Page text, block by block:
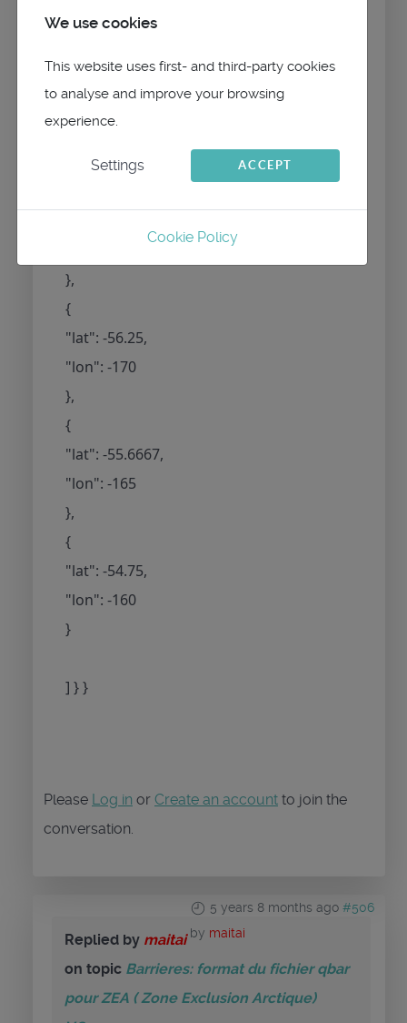
"north": [],
{
"lat": -56,
},
{
"lat": -56.25,
"lon": -170
},
{
"lat": -55.6667,
"lon": -165
},
{
"lat": -54.75,
"lon": -160
}
] } }
Please Log in or Create an account to join the
conversation.
5 years 8 months ago #506
by maitai
Replied by maitai
on topic Barrieres: format du fichier qbar
pour ZEA ( Zone Exclusion Arctique)
We use cookies
This website uses first- and third-party cookies
to analyse and improve your browsing
experience.
Settings ACCEPT
Cookie Policy